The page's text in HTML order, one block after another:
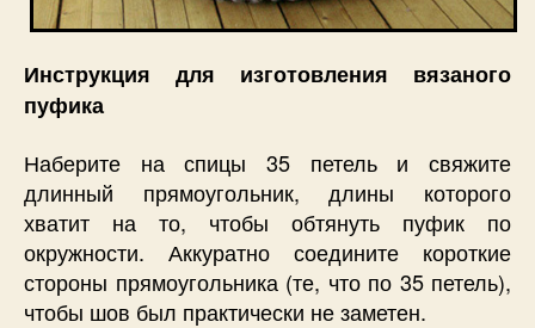
Инструкция для изготовления вязаного
пуфика
Наберите на спицы 35 петель и свяжите
длинный прямоугольник, длины которого
хватит на то, чтобы обтянуть пуфик по
окружности. Аккуратно соедините короткие
стороны прямоугольника (те, что по 35 петель),
чтобы шов был практически не заметен.